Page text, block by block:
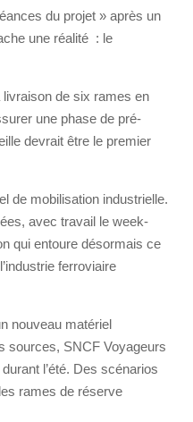
du projet » après un
une réalité : le
de six rames en
une phase de pré-
devrait être le premier
de mobilisation industrielle.
avec travail le week-
qui entoure désormais ce
ferroviaire
nouveau matériel
sources, SNCF Voyageurs
l’été. Des scénarios
rames de réserve